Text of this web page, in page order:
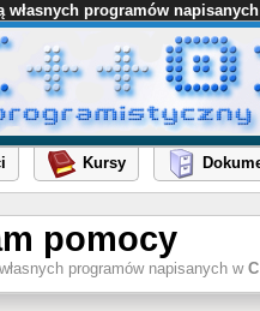
programów
Kursy
pomocy
programów napisanych w C